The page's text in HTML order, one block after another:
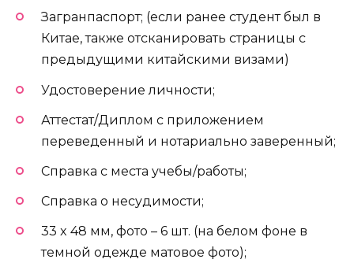
Загранпаспорт; (если ранее студент был в
Китае, также отсканировать страницы с
предыдущими китайскими визами)
Удостоверение личности;
Аттестат/Диплом с приложением
переведенный и нотариально заверенный;
Справка с места учебы/работы;
Справка о несудимости;
33 x 48 мм, фото – 6 шт. (на белом фоне в
темной одежде матовое фото);